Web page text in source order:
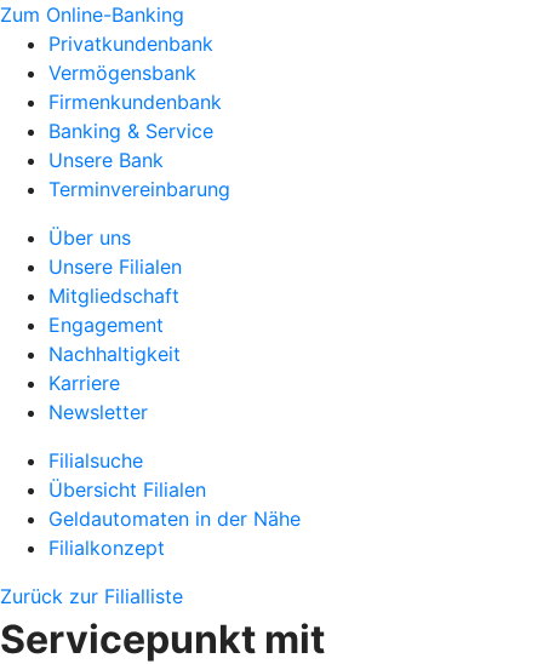
Zum Online-Banking
Privatkundenbank
Vermögensbank
Firmenkundenbank
Banking & Service
Unsere Bank
Terminvereinbarung
Über uns
Unsere Filialen
Mitgliedschaft
Engagement
Nachhaltigkeit
Karriere
Newsletter
Filialsuche
Übersicht Filialen
Geldautomaten in der Nähe
Filialkonzept
Zurück zur Filialliste
Servicepunkt mit